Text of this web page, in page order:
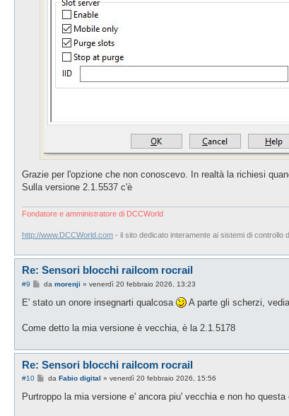
Grazie per l'opzione che non conoscevo. In realtà la richiesi
Sulla versione 2.1.5537 c'è
Fondatore e amministratore di DCCWorld
http://www.DCCWorld.com - il sito dedicato interamente ai sistemi di controllo
Re: Sensori blocchi railcom rocrail
#9
M
s
g
o
da morenji » venerdì 20 febbraio 2026, 13:23
E' stato un onore insegnarti qualcosa A parte gli scherzi,
Come detto la mia versione è vecchia, è la 2.1.5178
Re: Sensori blocchi railcom rocrail
#10
M
s
s
da Fabio digital » venerdì 20 febbraio 2026, 15:56
Purtroppo la mia versione e' ancora piu' vecchia e non ho questa